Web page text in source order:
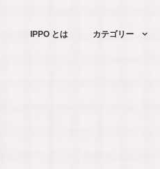
IPPO とは カテゴリー